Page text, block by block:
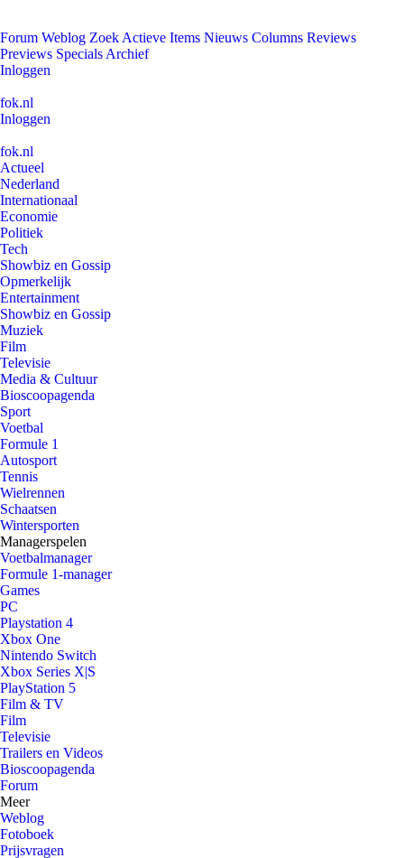
Forum Weblog Zoek Actieve Items Nieuws Columns Reviews
Previews Specials Archief
Inloggen
fok.nl
Inloggen
fok.nl
Actueel
Nederland
Internationaal
Economie
Politiek
Tech
Showbiz en Gossip
Opmerkelijk
Entertainment
Showbiz en Gossip
Muziek
Film
Televisie
Media & Cultuur
Bioscoopagenda
Sport
Voetbal
Formule 1
Autosport
Tennis
Wielrennen
Schaatsen
Wintersporten
Managerspelen
Voetbalmanager
Formule 1-manager
Games
PC
Playstation 4
Xbox One
Nintendo Switch
Xbox Series X|S
PlayStation 5
Film & TV
Film
Televisie
Trailers en Videos
Bioscoopagenda
Forum
Meer
Weblog
Fotoboek
Prijsvragen